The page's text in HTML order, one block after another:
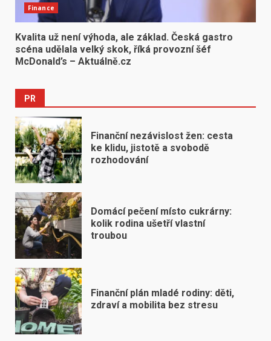
Finance
Kvalita už není výhoda, ale základ. Česká gastro
scéna udělala velký skok, říká provozní šéf
McDonald’s – Aktuálně.cz
PR
Finanční nezávislost žen: cesta
ke klidu, jistotě a svobodě
rozhodování
Domácí pečení místo cukrárny:
kolik rodina ušetří vlastní
troubou
Finanční plán mladé rodiny: děti,
zdraví a mobilita bez stresu